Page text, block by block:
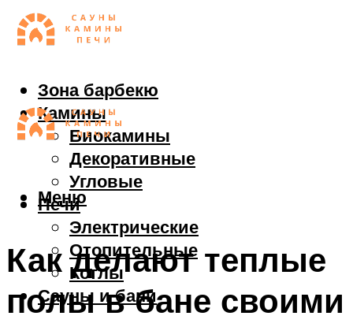
Зона барбекю
Камины
Биокамины
Декоративные
Угловые
Печи
Электрические
Отопительные
Котлы
Сауны и бани
Меню
Как делают теплые
полы в бане своими